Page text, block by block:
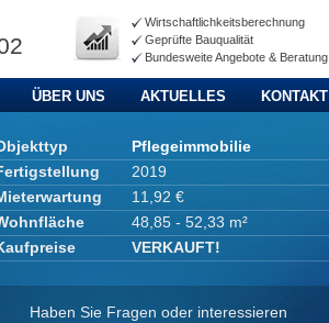
Wirtschaftlichkeitsberechnung
Geprüfte Bauqualität
Bundesweite Angebote & Beratung
ÜBER UNS AKTUELLES KONTAKT
Pflegeimmobilie
2019
11,92 €
48,85 - 52,33 m²
VERKAUFT!
Haben Sie Fragen oder interessieren